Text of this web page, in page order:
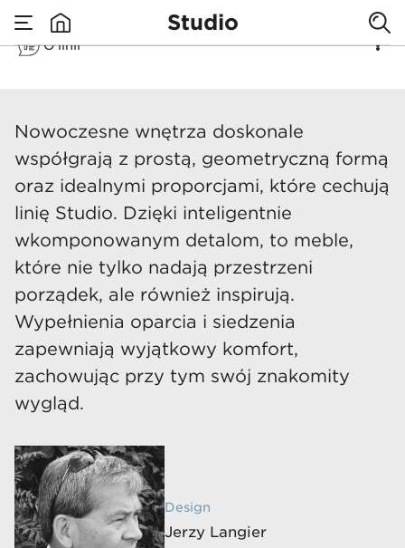
Studio
O linii
Studio
Nowoczesne wnętrza doskonale
współgrają z prostą, geometryczną formą
oraz idealnymi proporcjami, które cechują
linię Studio. Dzięki inteligentnie
wkomponowanym detalom, to meble,
które nie tylko nadają przestrzeni
porządek, ale również inspirują.
Wypełnienia oparcia i siedzenia
zapewniają wyjątkowy komfort,​
zachowując przy tym swój znakomity
wygląd.​
Design
Jerzy Langier